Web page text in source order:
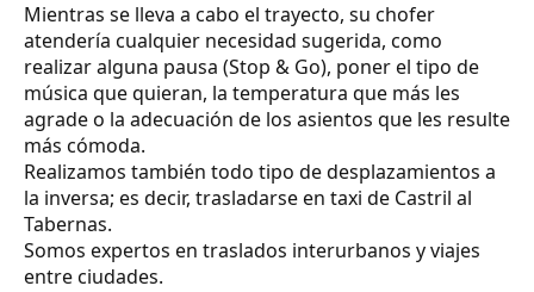
Mientras se lleva a cabo el trayecto, su chofer
atendería cualquier necesidad sugerida, como
realizar alguna pausa (Stop & Go), poner el tipo de
música que quieran, la temperatura que más les
agrade o la adecuación de los asientos que les resulte
más cómoda.
Realizamos también todo tipo de desplazamientos a
la inversa; es decir, trasladarse en taxi de Castril al
Tabernas.
Somos expertos en traslados interurbanos y viajes
entre ciudades.